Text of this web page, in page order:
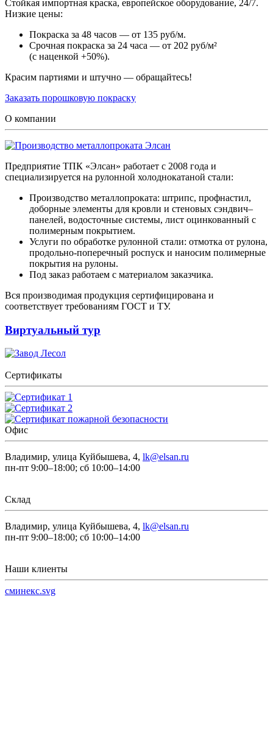
Стойкая импортная краска, европейское оборудование, 24/7.
Низкие цены:
Покраска за 48 часов — от 135 руб/м.
Срочная покраска за 24 часа — от 202 руб/м²
(с наценкой +50%).
Красим партиями и штучно — обращайтесь!
Заказать порошковую покраску
О компании
Предприятие ТПК «Элсан» работает с 2008 года и
специализируется на рулонной холоднокатаной стали:
Производство металлопроката: штрипс, профнастил,
доборные элементы для кровли и стеновых сэндвич–
панелей, водосточные системы, лист оцинкованный с
полимерным покрытием.
Услуги по обработке рулонной стали: отмотка от рулона,
продольно-поперечный роспуск и наносим полимерные
покрытия на рулоны.
Под заказ работаем с материалом заказчика.
Вся производимая продукция сертифицирована и
соответствует требованиям ГОСТ и ТУ.
Виртуальный тур
Сертификаты
Офис
Владимир, улица Куйбышева, 4, lk@elsan.ru
пн-пт 9:00–18:00; сб 10:00–14:00
Склад
Владимир, улица Куйбышева, 4, lk@elsan.ru
пн-пт 9:00–18:00; сб 10:00–14:00
Наши клиенты
сминекс.svg